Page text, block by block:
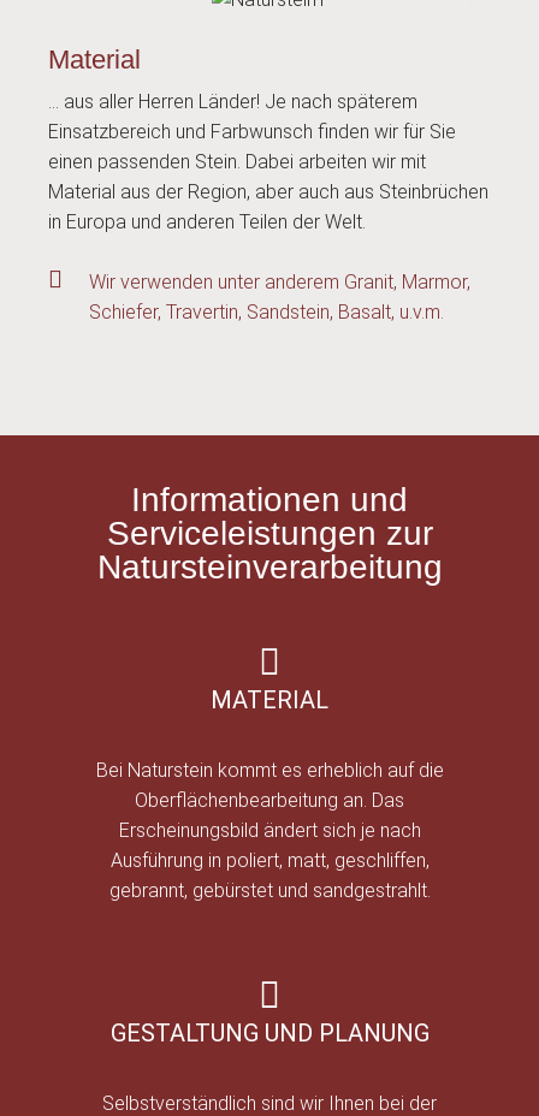
Material
… aus aller Herren Länder! Je nach späterem
Einsatzbereich und Farbwunsch finden wir für Sie
einen passenden Stein. Dabei arbeiten wir mit
Material aus der Region, aber auch aus Steinbrüchen
in Europa und anderen Teilen der Welt.
Wir verwenden unter anderem Granit, Marmor,
Schiefer, Travertin, Sandstein, Basalt, u.v.m.
Informationen und
Serviceleistungen zur
Natursteinverarbeitung
MATERIAL
Bei Naturstein kommt es erheblich auf die
Oberflächenbearbeitung an. Das
Erscheinungsbild ändert sich je nach
Ausführung in poliert, matt, geschliffen,
gebrannt, gebürstet und sandgestrahlt.
GESTALTUNG UND PLANUNG
Selbstverständlich sind wir Ihnen bei der